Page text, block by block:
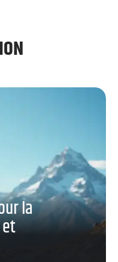
la